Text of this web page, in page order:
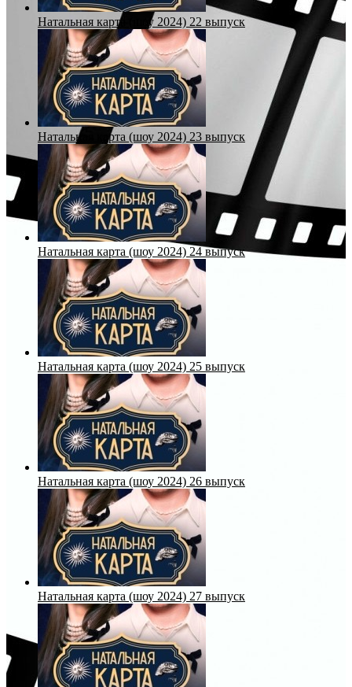
Натальная карта (шоу 2024) 22 выпуск
Натальная карта (шоу 2024) 23 выпуск
Натальная карта (шоу 2024) 24 выпуск
Натальная карта (шоу 2024) 25 выпуск
Натальная карта (шоу 2024) 26 выпуск
Натальная карта (шоу 2024) 27 выпуск